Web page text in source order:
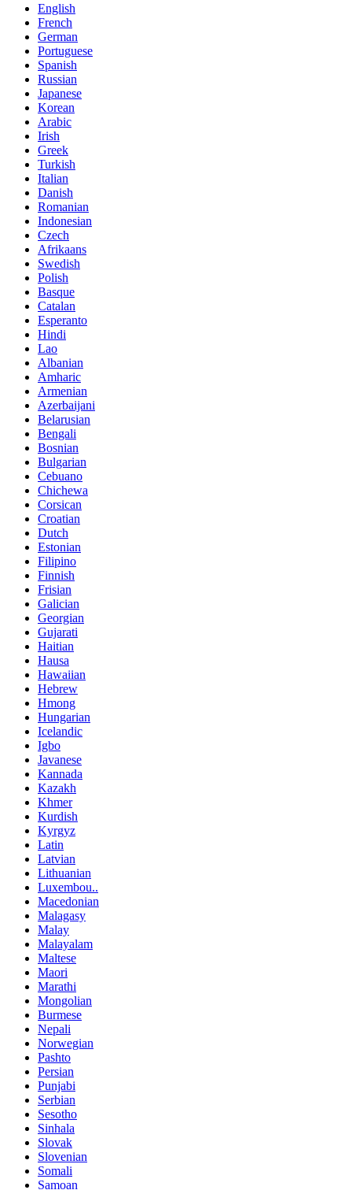
English
French
German
Portuguese
Spanish
Russian
Japanese
Korean
Arabic
Irish
Greek
Turkish
Italian
Danish
Romanian
Indonesian
Czech
Afrikaans
Swedish
Polish
Basque
Catalan
Esperanto
Hindi
Lao
Albanian
Amharic
Armenian
Azerbaijani
Belarusian
Bengali
Bosnian
Bulgarian
Cebuano
Chichewa
Corsican
Croatian
Dutch
Estonian
Filipino
Finnish
Frisian
Galician
Georgian
Gujarati
Haitian
Hausa
Hawaiian
Hebrew
Hmong
Hungarian
Icelandic
Igbo
Javanese
Kannada
Kazakh
Khmer
Kurdish
Kyrgyz
Latin
Latvian
Lithuanian
Luxembou..
Macedonian
Malagasy
Malay
Malayalam
Maltese
Maori
Marathi
Mongolian
Burmese
Nepali
Norwegian
Pashto
Persian
Punjabi
Serbian
Sesotho
Sinhala
Slovak
Slovenian
Somali
Samoan